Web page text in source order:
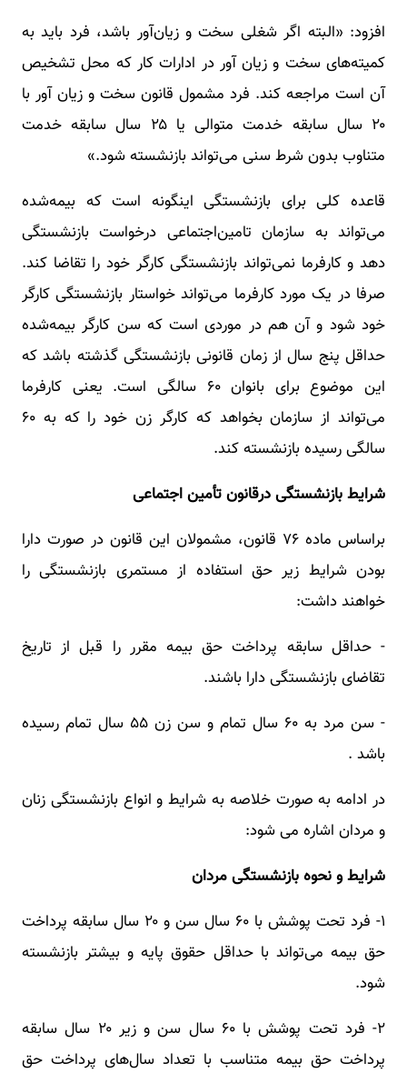
افزود: «البته اگر شغلی سخت و زیان‌آور باشد، فرد باید به
کمیته‌های سخت و زیان آور در ادارات کار که محل تشخیص
آن است مراجعه کند. فرد مشمول قانون سخت و زیان آور با
۲۰ سال سابقه خدمت متوالی یا ۲۵ سال سابقه خدمت
متناوب بدون شرط سنی می‌تواند بازنشسته شود.»
قاعده کلی برای بازنشستگی اینگونه است که بیمه‌شده
می‌تواند به سازمان تامین‌اجتماعی درخواست بازنشستگی
دهد و کارفرما نمی‌تواند بازنشستگی کارگر خود را تقاضا کند.
صرفا در یک مورد کارفرما می‌تواند خواستار بازنشستگی کارگر
خود شود و آن هم در موردی است که سن کارگر بیمه‌شده
حداقل پنج سال از زمان قانونی بازنشستگی گذشته باشد که
این موضوع برای بانوان ۶۰ سالگی است. یعنی کارفرما
می‌تواند از سازمان بخواهد که کارگر زن خود را که به ۶۰
سالگی رسیده بازنشسته کند.
شرایط بازنشستگی درقانون تأمین اجتماعی
براساس ماده ۷۶ قانون، مشمولان این قانون در صورت دارا
بودن شرایط زیر حق استفاده از مستمری بازنشستگی را
خواهند داشت:
- حداقل سابقه پرداخت حق بیمه مقرر را قبل از تاریخ
تقاضای بازنشستگی دارا باشند.
- سن مرد به ۶۰ سال تمام و سن زن ۵۵ سال تمام رسیده
باشد .
در ادامه به صورت خلاصه به شرایط و انواع بازنشستگی زنان
و مردان اشاره می شود:
شرایط و نحوه بازنشستگی مردان
۱- فرد تحت پوشش با ۶۰ سال سن و ۲۰ سال سابقه پرداخت
حق بیمه می‌تواند با حداقل حقوق پایه و بیشتر بازنشسته
شود.
۲- فرد تحت پوشش با ۶۰ سال سن و زیر ۲۰ سال سابقه
پرداخت حق بیمه متناسب با تعداد سال‌های پرداخت حق